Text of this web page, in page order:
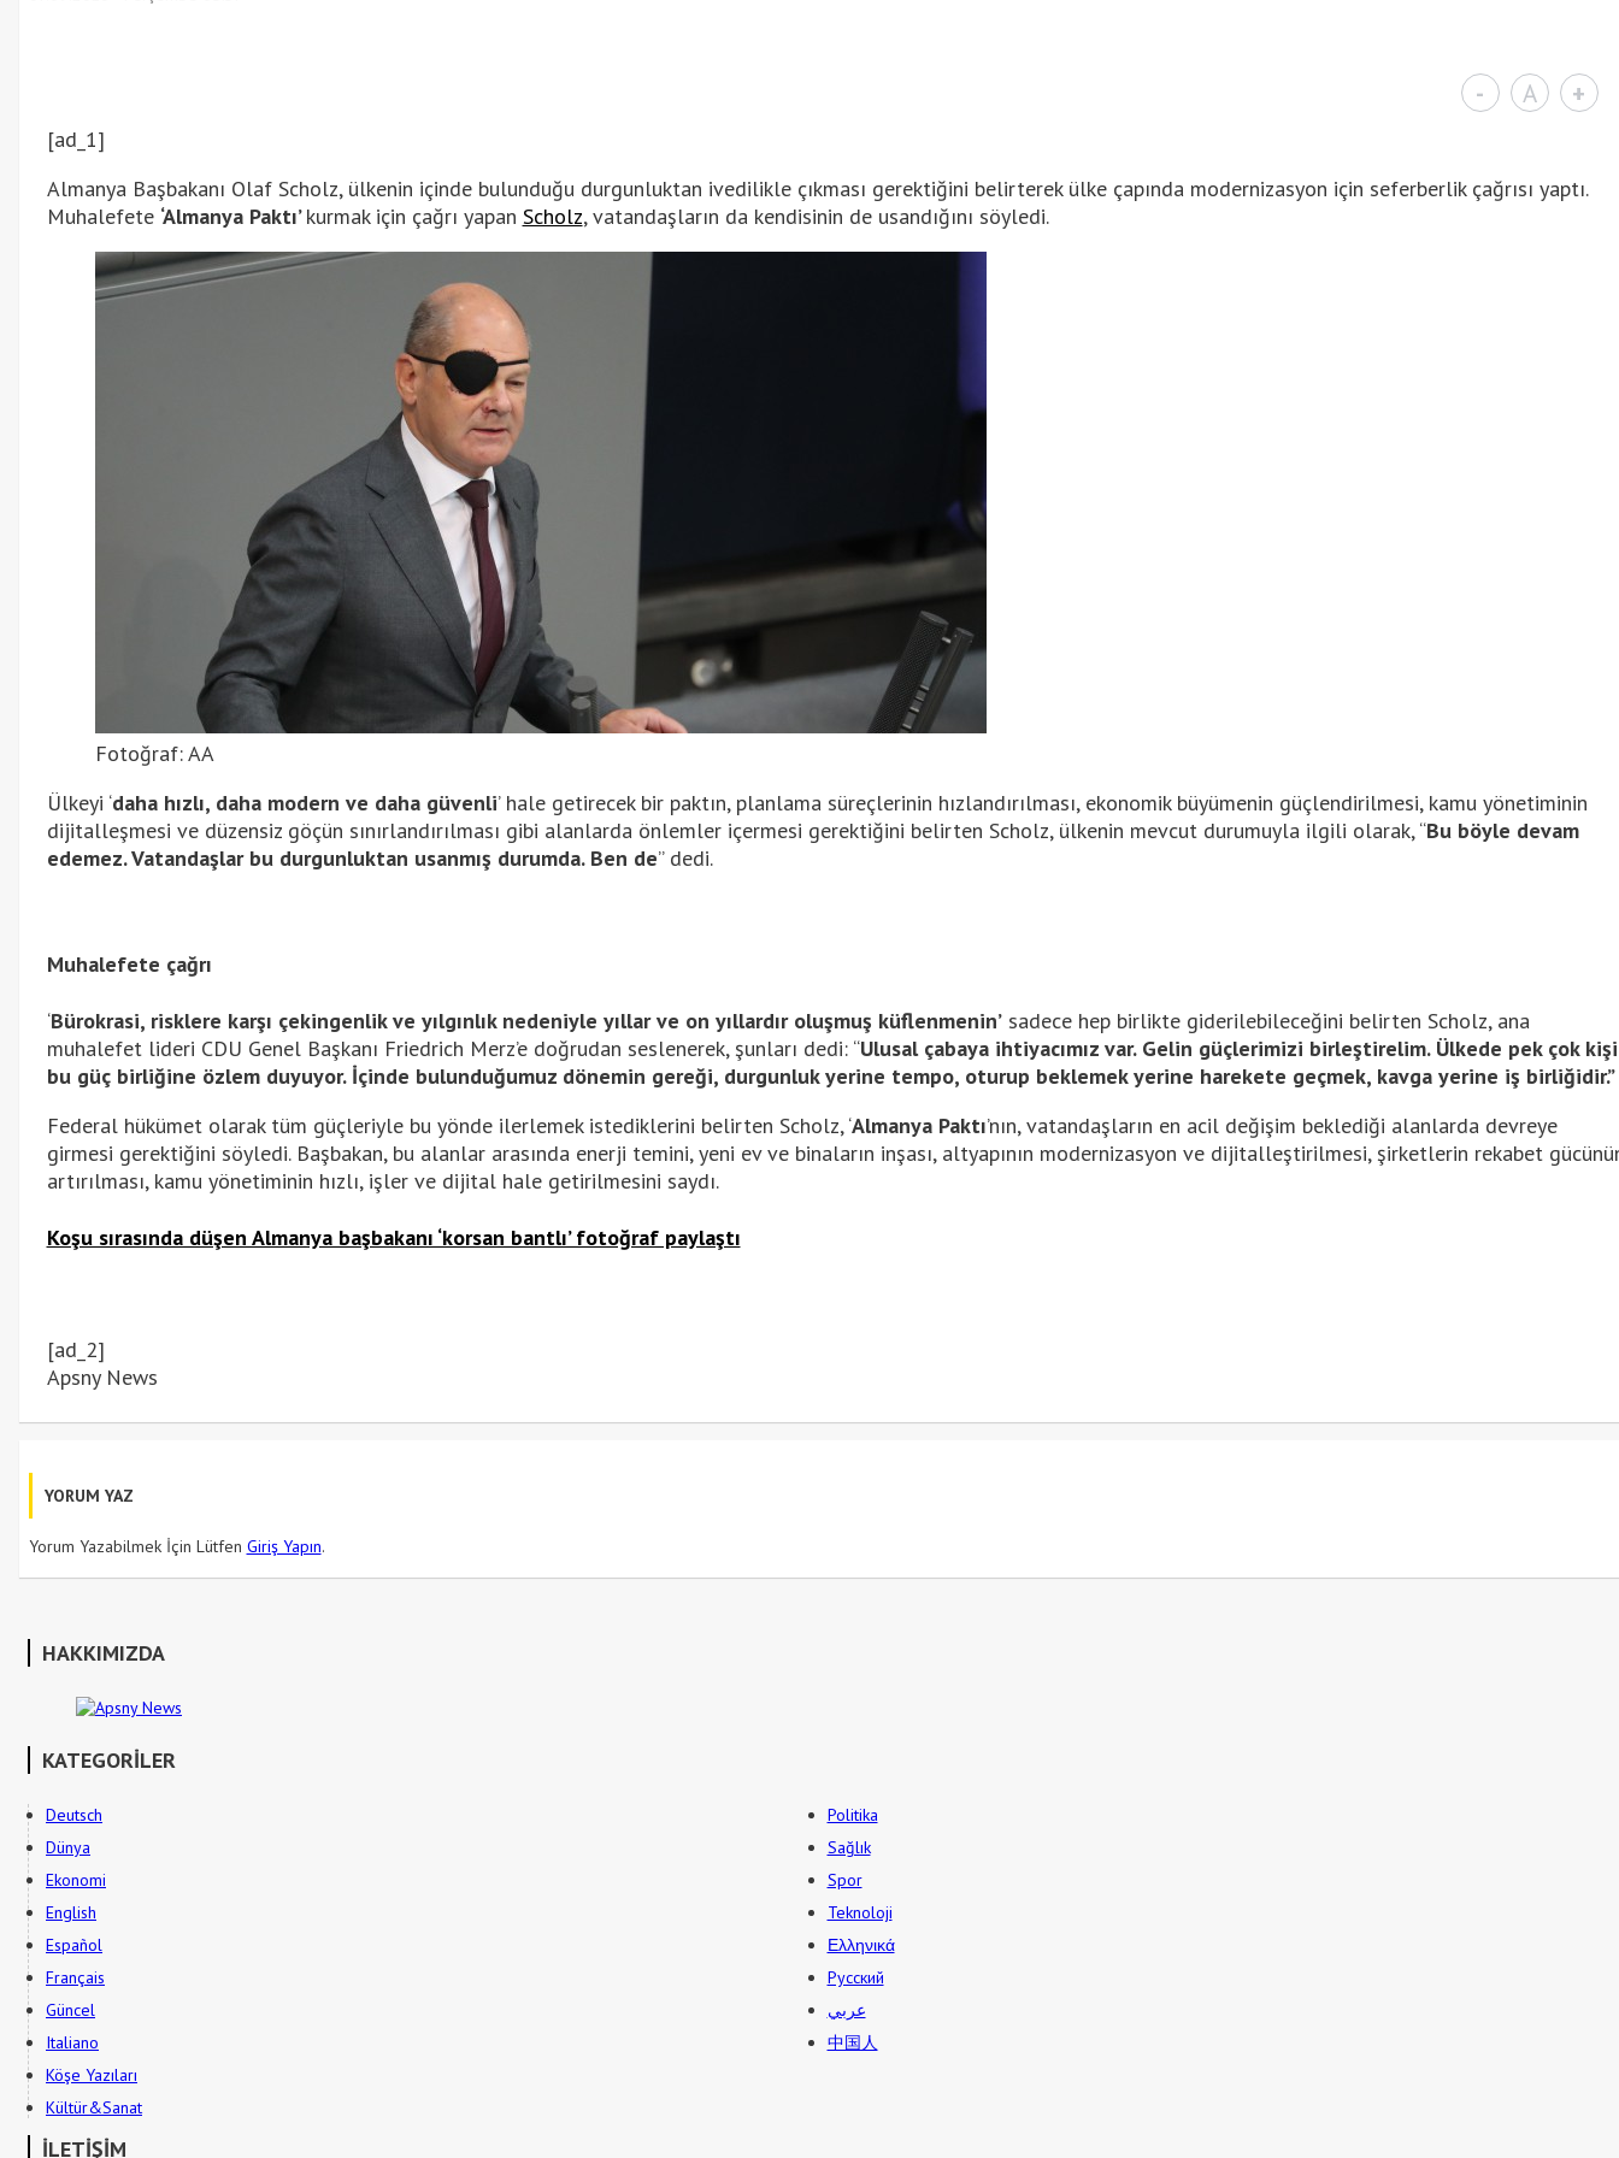
- A +
[ad_1]
Almanya Başbakanı Olaf Scholz, ülkenin içinde bulunduğu durgunluktan ivedilikle çıkması gerektiğini belirterek ülke çapında modernizasyon için seferberlik çağrısı yaptı.
Muhalefete ‘Almanya Paktı’kurmak için çağrı yapan Scholz, vatandaşların da kendisinin de usandığını söyledi.
Fotoğraf: AA
Ülkeyi ‘daha hızlı, daha modern ve daha güvenli’ hale getirecek bir paktın, planlama süreçlerinin hızlandırılması, ekonomik büyümenin güçlendirilmesi, kamu yönetiminin
dijitalleşmesi ve düzensiz göçün sınırlandırılması gibi alanlarda önlemler içermesi gerektiğini belirten Scholz, ülkenin mevcut durumuyla ilgili olarak, “Bu böyle devam
edemez. Vatandaşlar bu durgunluktan usanmış durumda. Ben de” dedi.
Muhalefete çağrı
‘Bürokrasi, risklere karşı çekingenlik ve yılgınlık nedeniyle yıllar ve on yıllardır oluşmuş küflenmenin’sadece hep birlikte giderilebileceğini belirten Scholz, ana
muhalefet lideri CDU Genel Başkanı Friedrich Merz’e doğrudan seslenerek, şunları dedi: “Ulusal çabaya ihtiyacımız var. Gelin güçlerimizi birleştirelim. Ülkede pek çok kişi
bu güç birliğine özlem duyuyor. İçinde bulunduğumuz dönemin gereği, durgunluk yerine tempo, oturup beklemek yerine harekete geçmek, kavga yerine iş birliğidir.”
Federal hükümet olarak tüm güçleriyle bu yönde ilerlemek istediklerini belirten Scholz, ‘Almanya Paktı’nın, vatandaşların en acil değişim beklediği alanlarda devreye
girmesi gerektiğini söyledi. Başbakan, bu alanlar arasında enerji temini, yeni ev ve binaların inşası, altyapının modernizasyon ve dijitalleştirilmesi, şirketlerin rekabet
artırılması, kamu yönetiminin hızlı, işler ve dijital hale getirilmesini saydı.
Koşu sırasında düşen Almanya başbakanı ‘korsan bantlı’ fotoğraf paylaştı
[ad_2]
Apsny News
YORUM YAZ
Yorum Yazabilmek İçin Lütfen Giriş Yapın.
HAKKIMIZDA
KATEGORİLER
Deutsch
Dünya
Ekonomi
English
Español
Français
Güncel
Italiano
Köşe Yazıları
Kültür&Sanat
Politika
Sağlık
Spor
Teknoloji
Ελληνικά
Русский
عربي
中国人
İLETİŞİM